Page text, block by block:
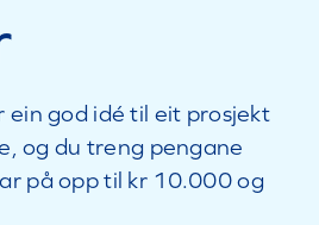
ein god idé til eit prosjekt
og du treng pengane
på opp til kr 10.000 og